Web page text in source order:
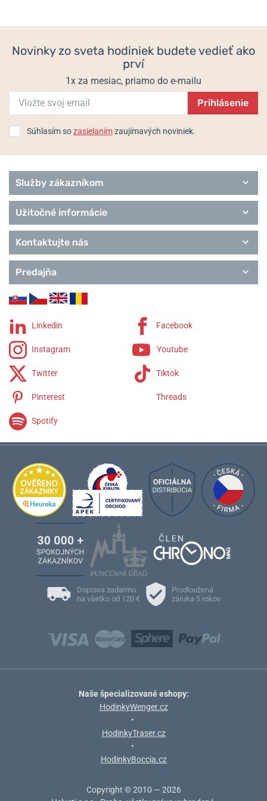
Performance
Sport
Novinky zo sveta hodiniek budete vedieť ako
prví
1x za mesiac, priamo do e-mailu
Prihlásenie
Súhlasím sozasielanímzaujímavých noviniek.
Služby zákazníkom
Užitočné informácie
Kontaktujte nás
Predajňa
Linkedin Facebook
Instagram Youtube
Twitter Tiktok
Pinterest Threads
Spotify
Doprava zadarmo
na všetko od 120 €
Prodloužená
záruka 5 rokov
Naše špecializované eshopy:
HodinkyWenger.cz
•
HodinkyTraser.cz
•
HodinkyBoccia.cz
Copyright © 2010 — 2026